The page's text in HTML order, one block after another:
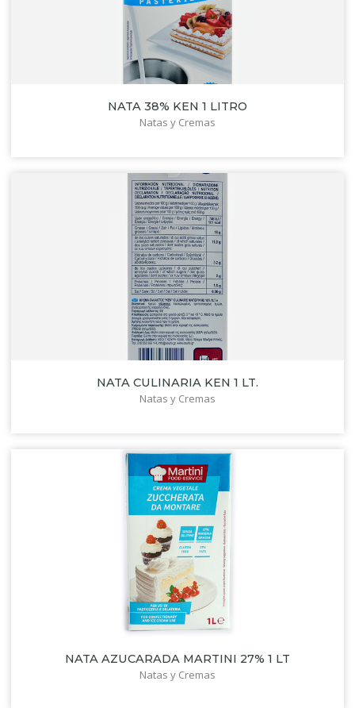
NATA 38% KEN 1 LITRO
Natas y Cremas
NATA CULINARIA KEN 1 LT.
Natas y Cremas
NATA AZUCARADA MARTINI 27% 1 LT
Natas y Cremas